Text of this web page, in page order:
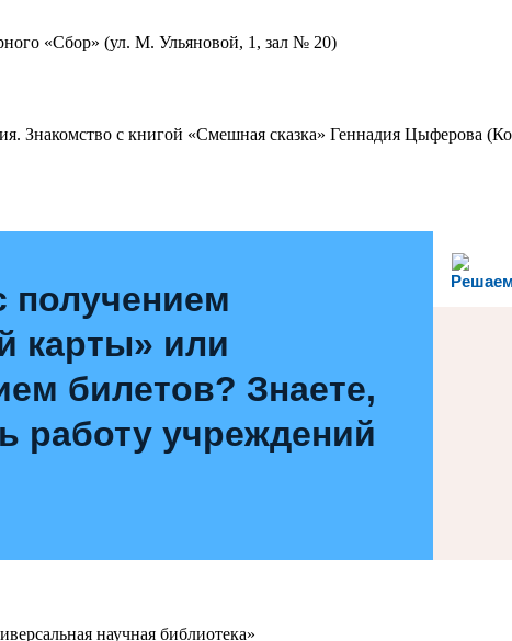
«Сбор» (ул. М. Ульяновой, 1, зал № 20)
Знакомство с книгой «Смешная сказка» Геннадия Цыферова
получением
карты» или
билетов? Знаете,
работу учреждений
научная библиотека»